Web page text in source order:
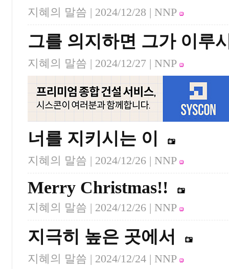
지혜의 말씀 | 2024/12/28 | NNP
그를 의지하면 그가 이루
지혜의 말씀 | 2024/12/27 | NNP
너를 지키시는 이
지혜의 말씀 | 2024/12/26 | NNP
Merry Christmas!!
지혜의 말씀 | 2024/12/26 | NNP
지극히 높은 곳에서
지혜의 말씀 | 2024/12/24 | NNP